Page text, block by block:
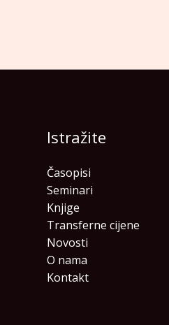
Istražite
Časopisi
Seminari
Knjige
Transferne cijene
Novosti
O nama
Kontakt